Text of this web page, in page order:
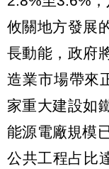
攸關地方發展
長動能，政府
造業市場帶來
家重大建設如
能源電廠規模
公共工程占比